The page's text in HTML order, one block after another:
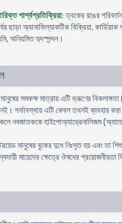
পার্শ্বপ্রতিক্রিয়া: ত্বকের রঙের
ছাড়া অ্যানাফিল্যাকটিক বিক্রিয়া,
অনিয়মিত হৃদস্পন্দন।
সমকক্ষ মাত্রায় এটি ভ্রূণের
গর্ভাবস্থায় এটি কেবল তখনই ব্যবহার
নবজাতককে হাইপোঅ্যাড্রেনালিজম
মানুষের বুকের দুধে নিঃসৃত হয় এবং তা
মায়েদের ক্ষেত্রে ঔষধের